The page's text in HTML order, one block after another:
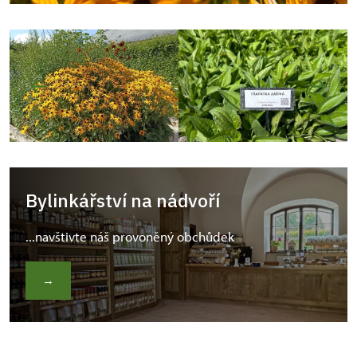
Bylinkářství na nádvoří
...navštivte náš provoněný obchůdek
→